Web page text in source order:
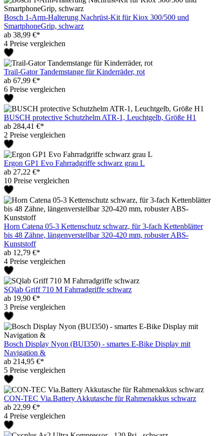
Bosch 1-Arm-Halterung Nachrüst-Kit für Kiox 300/500 und
SmartphoneGrip, schwarz
ab 38,99 €*
4 Preise vergleichen
Trail-Gator Tandemstange für Kinderräder, rot
ab 67,99 €*
6 Preise vergleichen
BUSCH protective Schutzhelm ATR-1, Leuchtgelb, Größe H1
ab 284,41 €*
2 Preise vergleichen
Ergon GP1 Evo Fahrradgriffe schwarz grau L
ab 27,22 €*
10 Preise vergleichen
Horn Catena 05-3 Kettenschutz schwarz, für 3-fach Kettenblätter
bis 48 Zähne, längenverstellbar 320-420 mm, robuster ABS-
Kunststoff
ab 12,79 €*
4 Preise vergleichen
SQlab Griff 710 M Fahrradgriffe schwarz
ab 19,90 €*
3 Preise vergleichen
Bosch Display Nyon (BUI350) - smartes E-Bike Display mit
Navigation &
ab 214,95 €*
5 Preise vergleichen
CON-TEC Via.Battery Akkutasche für Rahmenakkus schwarz
ab 22,99 €*
4 Preise vergleichen